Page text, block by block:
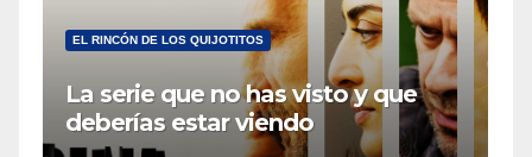
EL RINCÓN DE LOS QUIJOTITOS
La serie que no has visto y que
deberías estar viendo